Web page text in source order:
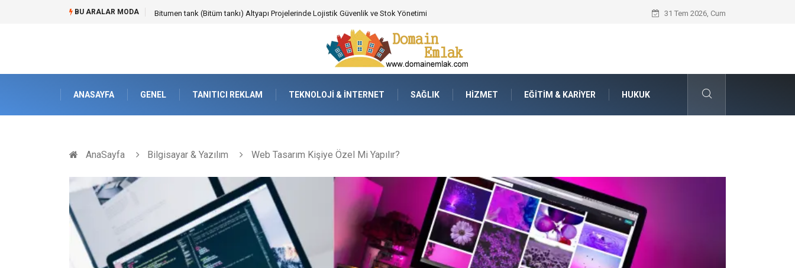
BU ARALAR MODA Güvenilir Chip Satışı: Kesintisiz Poker Deneyimi İçin Profesyonel Destek Seat Yedek Parça Dünyasında Kalite
31 Tem 2026, Cum
ANASAYFA GENEL TANITICI REKLAM TEKNOLOJI & İNTERNET SAĞLIK HIZMET EĞITIM & KARIYER HUKUK
AnaSayfa Bilgisayar & Yazılım Web Tasarım Kişiye Özel Mi Yapılır?